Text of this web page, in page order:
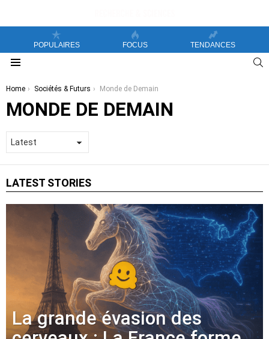
POPULAIRES FOCUS TENDANCES
You are here:
Home Sociétés & Futurs Monde de Demain
MONDE DE DEMAIN
LATEST STORIES
La grande évasion des